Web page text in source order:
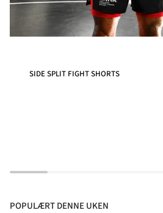
SIDE SPLIT FIGHT SHORTS
POPULÆRT DENNE UKEN